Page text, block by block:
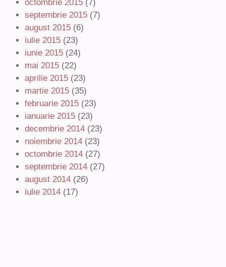
octombrie 2015 (7)
septembrie 2015 (7)
august 2015 (6)
iulie 2015 (23)
iunie 2015 (24)
mai 2015 (22)
aprilie 2015 (23)
martie 2015 (35)
februarie 2015 (23)
ianuarie 2015 (23)
decembrie 2014 (23)
noiembrie 2014 (23)
octombrie 2014 (27)
septembrie 2014 (27)
august 2014 (26)
iulie 2014 (17)